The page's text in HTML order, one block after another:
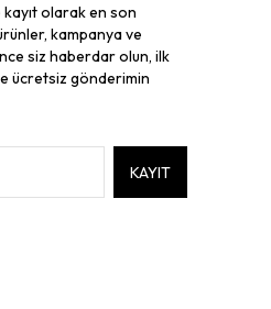
olarak en son
kampanya ve
siz haberdar olun, ilk
ücretsiz gönderimin
KAYIT